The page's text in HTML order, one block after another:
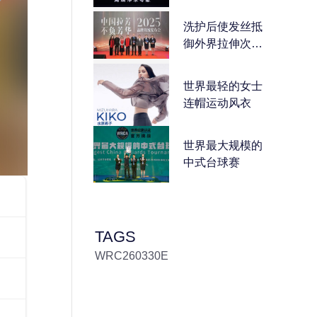
洗护后使发丝抵
御外界拉伸次数
世界最轻的女士
连帽运动风衣
世界最大规模的
中式台球赛
TAGS
WRC260330E